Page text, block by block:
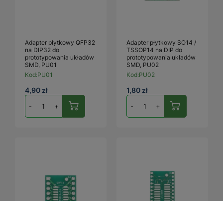
Adapter płytkowy QFP32
na DIP32 do
prototypowania układów
SMD, PU01
Kod:PU01
4,90 zł
- +
Adapter płytkowy SO14 /
TSSOP14 na DIP do
prototypowania układów
SMD, PU02
Kod:PU02
1,80 zł
- +